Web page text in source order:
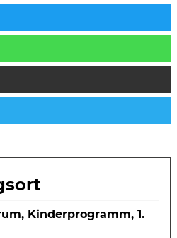
Kinderprogramm, 1.